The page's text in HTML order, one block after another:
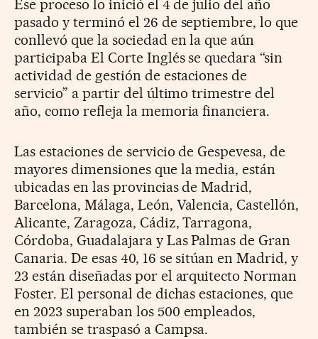
Ese proceso lo inició el 4 de julio del año
pasado y terminó el 26 de septiembre, lo que
conllevó que la sociedad en la que aún
participaba El Corte Inglés se quedara “sin
actividad de gestión de estaciones de
servicio” a partir del último trimestre del
año, como refleja la memoria financiera.
Las estaciones de servicio de Gespevesa, de
mayores dimensiones que la media, están
ubicadas en las provincias de Madrid,
Barcelona, Málaga, León, Valencia, Castellón,
Alicante, Zaragoza, Cádiz, Tarragona,
Córdoba, Guadalajara y Las Palmas de Gran
Canaria. De esas 40, 16 se sitúan en Madrid, y
23 están diseñadas por el arquitecto Norman
Foster. El personal de dichas estaciones, que
en 2023 superaban los 500 empleados,
también se traspasó a Campsa.